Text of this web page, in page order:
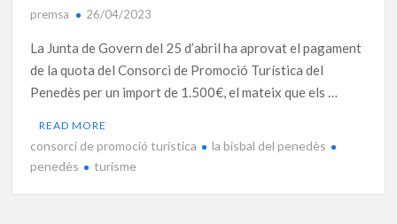
premsa 26/04/2023
La Junta de Govern del 25 d’abril ha aprovat el pagament
de la quota del Consorci de Promoció Turística del
Penedès per un import de 1.500€, el mateix que els …
READ MORE
consorci de promoció turística
la bisbal del penedès
penedès
turisme